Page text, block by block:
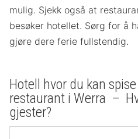
mulig. Sjekk også at
besøker hotellet. Sørg for å
gjøre dere ferie fullstendig.
Hotell hvor du kan
restaurant i Werra –
gjester?